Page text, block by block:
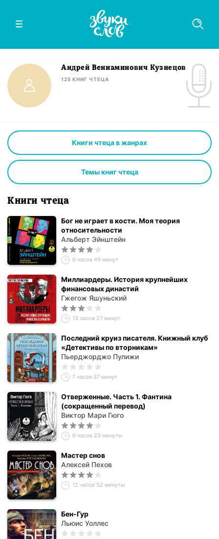
Андрей Вениаминович Кузнецов
125 КНИГ ЧТЕЦА
Книги чтеца в жанрах
Темы книг чтеца
Книги чтеца
Бог не играет в кости. Моя теория
относительности
Альберт Эйнштейн
6 часов 49 минут
Миллиардеры. История крупнейших
финансовых династий
Гжегож Яшуньский
13 часов 27 минут
Последний круиз писателя. Книжный клуб
«Детективы по вторникам»
Пьерджорджо Пулижи
7 часов 37 минут
Отверженные. Часть 1. Фантина
(сокращенный перевод)
Виктор Мари Гюго
6 часов 23 минуты
Мастер снов
Алексей Пехов
12 часов 52 минуты
Бен-Гур
Льюис Уоллес